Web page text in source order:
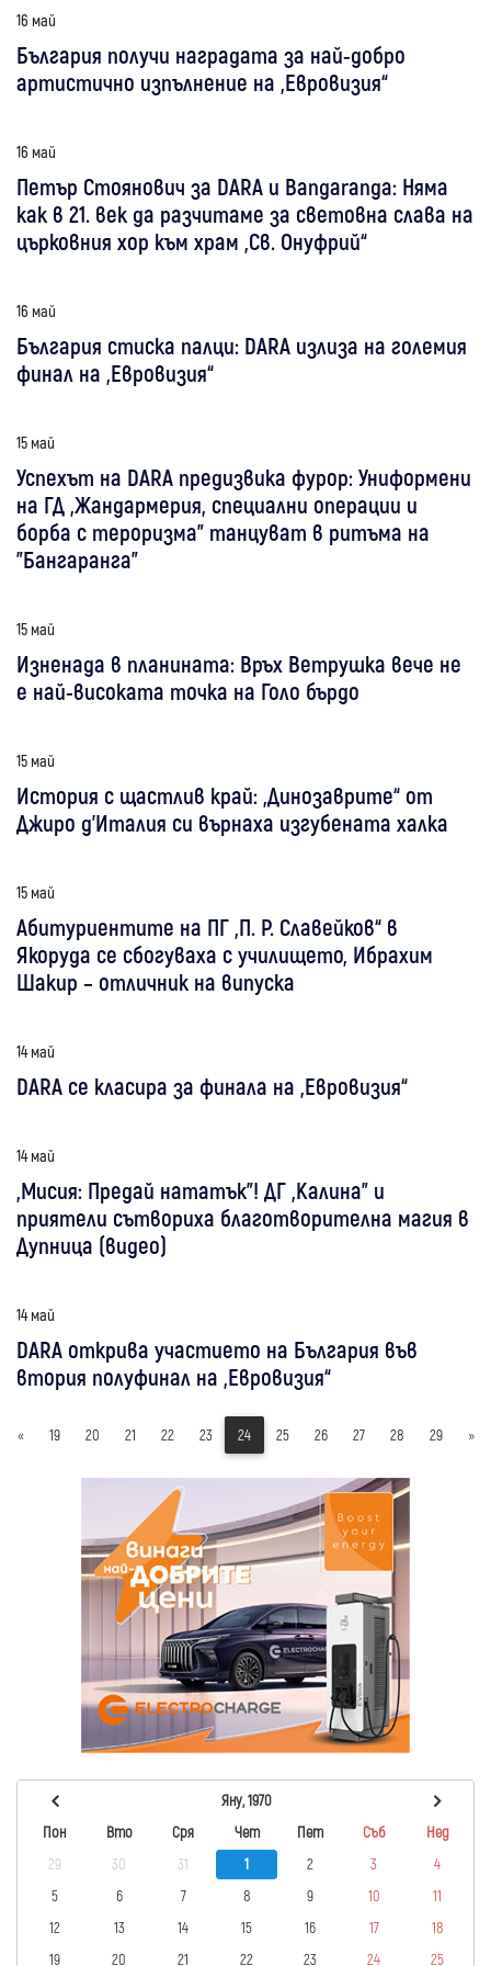
16 май
България получи наградата за най-добро
артистично изпълнение на „Евровизия“
16 май
Петър Стоянович за DARA и Bangaranga: Няма
как в 21. век да разчитаме за световна слава на
църковния хор към храм „Св. Онуфрий“
16 май
България стиска палци: DARA излиза на големия
финал на „Евровизия“
15 май
Успехът на DARA предизвика фурор: Униформени
на ГД „Жандармерия, специални операции и
борба с тероризма” танцуват в ритъма на
"Бангаранга"
15 май
Изненада в планината: Връх Ветрушка вече не
е най-високата точка на Голо бърдо
15 май
История с щастлив край: „Динозаврите“ от
Джиро д’Италия си върнаха изгубената халка
15 май
Абитуриентите на ПГ „П. Р. Славейков“ в
Якоруда се сбогуваха с училището, Ибрахим
Шакир – отличник на випуска
14 май
DARA се класира за финала на „Евровизия“
14 май
„Мисия: Предай нататък”! ДГ „Калина” и
приятели сътвориха благотворителна магия в
Дупница (видео)
14 май
DARA открива участието на България във
втория полуфинал на „Евровизия“
« 19 20 21 22 23 24 25 26 27 28 29 »
Яну, 1970
Пон
Вто Сря Чет Пет Съб
Нед
29
30 31 1 2 3
4
5
6 7 8 9 10
11
12
13 14 15 16 17
18
19
20 21 22 23 24 25